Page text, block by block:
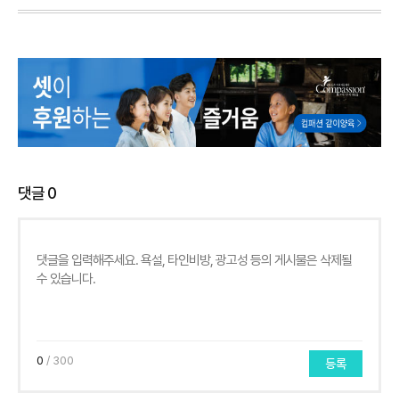
댓글0
0 / 300 등록